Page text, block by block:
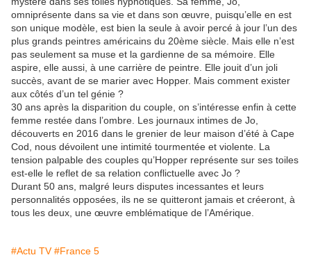
omniprésente dans sa vie et dans son œuvre, puisqu’elle en est
son unique modèle, est bien la seule à avoir percé à jour l’un des
plus grands peintres américains du 20ème siècle. Mais elle n’est
pas seulement sa muse et la gardienne de sa mémoire. Elle
aspire, elle aussi, à une carrière de peintre. Elle jouit d’un joli
succès, avant de se marier avec Hopper. Mais comment exister
aux côtés d’un tel génie ?
30 ans après la disparition du couple, on s’intéresse enfin à cette
femme restée dans l’ombre. Les journaux intimes de Jo,
découverts en 2016 dans le grenier de leur maison d’été à Cape
Cod, nous dévoilent une intimité tourmentée et violente. La
tension palpable des couples qu’Hopper représente sur ses toiles
est-elle le reflet de sa relation conflictuelle avec Jo ?
Durant 50 ans, malgré leurs disputes incessantes et leurs
personnalités opposées, ils ne se quitteront jamais et créeront, à
tous les deux, une œuvre emblématique de l’Amérique.
#Actu TV #France 5